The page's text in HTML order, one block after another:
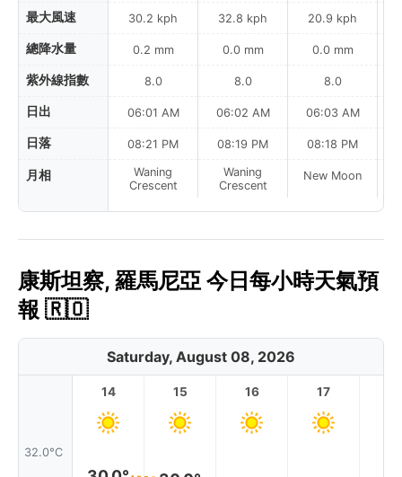
最大風速
總降水量
紫外線指數
日出
日落
月相
30.2 kph
0.2 mm
8.0
06:01 AM
08:21 PM
Waning
Crescent
32.8 kph
0.0 mm
8.0
06:02 AM
08:19 PM
Waning
Crescent
20.9 kph
0.0 mm
8.0
06:03 AM
08:18 PM
New Moon
康斯坦察, 羅馬尼亞 今日每小時天氣預
報 🇷🇴
Saturday, August 08, 2026
32.0°C
14 15 16 17